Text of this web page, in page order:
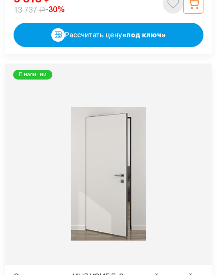
13 737₽-30%
Рассчитать цену«под ключ»
В наличии